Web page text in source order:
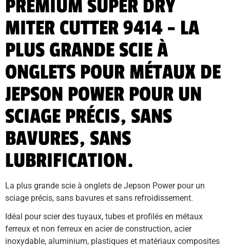
PREMIUM SUPER DRY
MITER CUTTER 9414 - LA
PLUS GRANDE SCIE À
ONGLETS POUR MÉTAUX DE
JEPSON POWER POUR UN
SCIAGE PRÉCIS, SANS
BAVURES, SANS
LUBRIFICATION.
La plus grande scie à onglets de Jepson Power pour un
sciage précis, sans bavures et sans refroidissement.
Idéal pour scier des tuyaux, tubes et profilés en métaux
ferreux et non ferreux en acier de construction, acier
inoxydable, aluminium, plastiques et matériaux composites